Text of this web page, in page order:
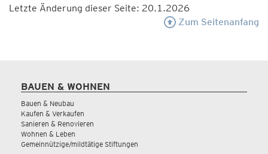
Letzte Änderung dieser Seite: 20.1.2026
Zum Seitenanfang
BAUEN & WOHNEN
Bauen & Neubau
Kaufen & Verkaufen
Sanieren & Renovieren
Wohnen & Leben
Gemeinnützige/mildtätige Stiftungen